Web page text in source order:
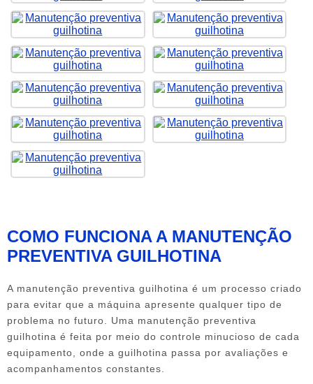
COMO FUNCIONA A MANUTENÇÃO
PREVENTIVA GUILHOTINA
A manutenção preventiva guilhotina é um processo criado
para evitar que a máquina apresente qualquer tipo de
problema no futuro. Uma manutenção preventiva
guilhotina é feita por meio do controle minucioso de cada
equipamento, onde a guilhotina passa por avaliações e
acompanhamentos constantes.